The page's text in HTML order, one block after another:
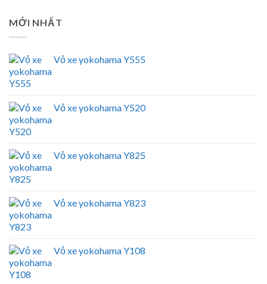
MỚI NHẤT
Vỏ xe yokohama Y555
Vỏ xe yokohama Y520
Vỏ xe yokohama Y825
Vỏ xe yokohama Y823
Vỏ xe yokohama Y108